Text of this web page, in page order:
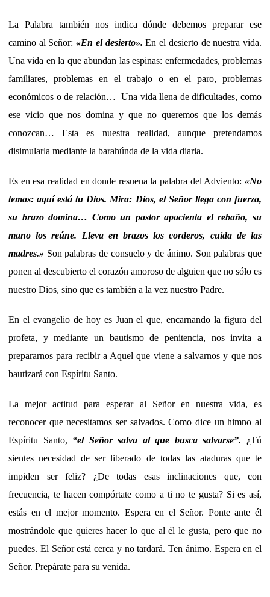
La Palabra también nos indica dónde debemos preparar ese
camino al Señor:«En el desierto». En el desierto de nuestra vida.
Una vida en la que abundan las espinas: enfermedades, problemas
familiares, problemas en el trabajo o en el paro, problemas
económicos o de relación… Una vida llena de dificultades, como
ese vicio que nos domina y que no queremos que los demás
conozcan… Esta es nuestra realidad, aunque pretendamos
disimularla mediante la barahúnda de la vida diaria.
Es en esa realidad en donde resuena la palabra del Adviento: «No
temas: aquí está tu Dios. Mira: Dios, el Señor llega con fuerza,
su brazo domina… Como un pastor apacienta el rebaño, su
mano los reúne. Lleva en brazos los corderos, cuida de las
madres.» Son palabras de consuelo y de ánimo. Son palabras que
ponen al descubierto el corazón amoroso de alguien que no sólo es
nuestro Dios, sino que es también a la vez nuestro Padre.
En el evangelio de hoy es Juan el que, encarnando la figura del
profeta, y mediante un bautismo de penitencia, nos invita a
prepararnos para recibir a Aquel que viene a salvarnos y que nos
bautizará con Espíritu Santo.
La mejor actitud para esperar al Señor en nuestra vida, es
reconocer que necesitamos ser salvados. Como dice un himno al
Espíritu Santo, “el Señor salva al que busca salvarse”. ¿Tú
sientes necesidad de ser liberado de todas las ataduras que te
impiden ser feliz? ¿De todas esas inclinaciones que, con
frecuencia, te hacen compórtate como a ti no te gusta? Si es así,
estás en el mejor momento. Espera en el Señor. Ponte ante él
mostrándole que quieres hacer lo que al él le gusta, pero que no
puedes. El Señor está cerca y no tardará. Ten ánimo. Espera en el
Señor. Prepárate para su venida.